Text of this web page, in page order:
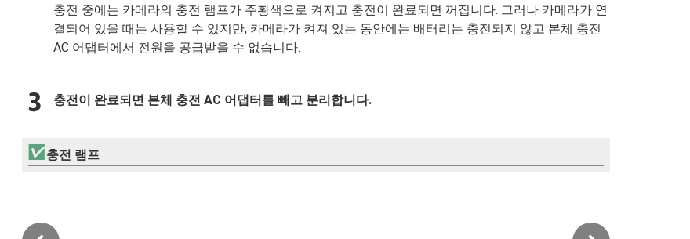
충전 중에는 카메라의 충전 램프가 주황색으로 켜지고 충전이 완료되면 꺼집니다. 그러나 카메라가 연
결되어 있을 때는 사용할 수 있지만, 카메라가 켜져 있는 동안에는 배터리는 충전되지 않고 본체 충전
AC 어댑터에서 전원을 공급받을 수 없습니다.
충전이 완료되면 본체 충전 AC 어댑터를 빼고 분리합니다.
충전 램프